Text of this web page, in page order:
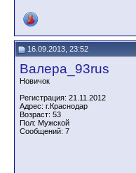
16.09.2013, 23:52
Валера_93rus
Новичок
Регистрация: 21.11.2012
Адрес: г.Краснодар
Возраст: 53
Пол: Мужской
Сообщений: 7